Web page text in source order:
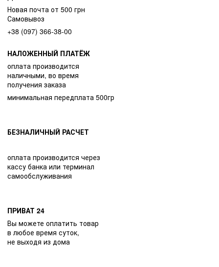
Новая почта от 500 грн
Самовывоз
+38 (097) 366-38-00
НАЛОЖЕННЫЙ ПЛАТЁЖ
оплата производится
наличными, во время
получения заказа
минимальная передплата 500гр
БЕЗНАЛИЧНЫЙ РАСЧЕТ
оплата производится через
кассу банка или терминал
самообслуживания
ПРИВАТ 24
Вы можете оплатить товар
в любое время суток,
не выходя из дома